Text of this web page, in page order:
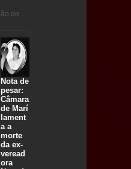
ão de ...
Nota de
pesar:
Câmara
de Marí
lament
a a
morte
da ex-
veread
ora